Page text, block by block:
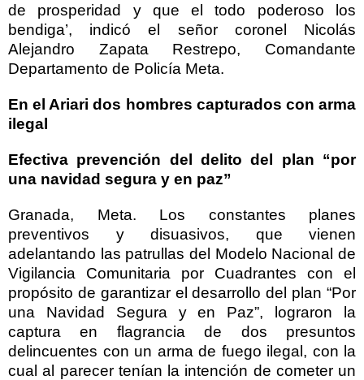
de prosperidad y que el todo poderoso los
bendiga’, indicó el señor coronel Nicolás
Alejandro Zapata Restrepo, Comandante
Departamento de Policía Meta.
En el Ariari dos hombres capturados con arma
ilegal
Efectiva prevención del delito del plan “por
una navidad segura y en paz”
Granada, Meta. Los constantes planes
preventivos y disuasivos, que vienen
adelantando las patrullas del Modelo Nacional de
Vigilancia Comunitaria por Cuadrantes con el
propósito de garantizar el desarrollo del plan “Por
una Navidad Segura y en Paz”, lograron la
captura en flagrancia de dos presuntos
delincuentes con un arma de fuego ilegal, con la
cual al parecer tenían la intención de cometer un